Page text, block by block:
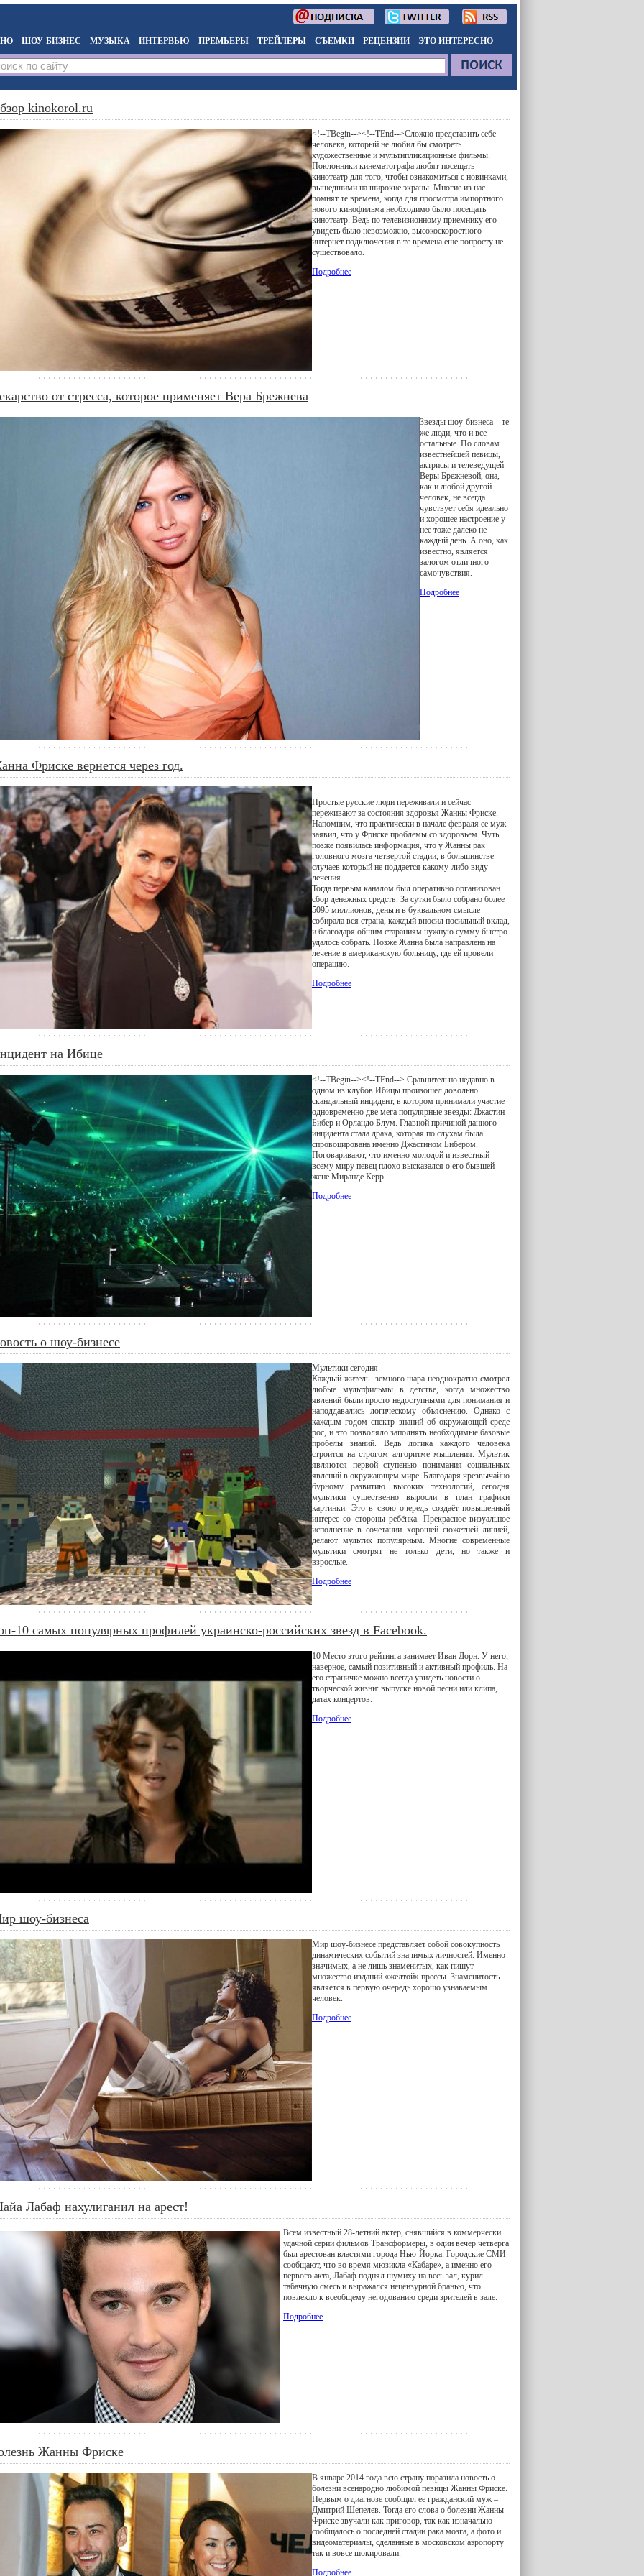
ШОУ-БИЗНЕС МУЗЫКА ИНТЕРВЬЮ ПРЕМЬЕРЫ ТРЕЙЛЕРЫ СЪЕМКИ РЕЦЕНЗИИ ЭТО ИНТЕРЕСНО
kinokorol.ru
<!--TBegin--><!--TEnd-->Сложно представить себе
человека, который не любил бы смотреть
художественные и мультипликационные фильмы.
Поклонники кинематографа любят посещать
кинотеатр для того, чтобы ознакомиться с новинками,
вышедшими на широкие экраны. Многие из нас
помнят те времена, когда для просмотра импортного
нового кинофильма необходимо было посещать
кинотеатр. Ведь по телевизионному приемнику его
увидеть было невозможно, высокоскоростного
интернет подключения в те времена еще попросту не
существовало.
Подробнее
от стресса, которое применяет Вера Брежнева
Звезды шоу-бизнеса – те
же люди, что и все
остальные. По словам
известнейшей певицы,
актрисы и телеведущей
Веры Брежневой, она,
как и любой другой
человек, не всегда
чувствует себя идеально
и хорошее настроение у
нее тоже далеко не
каждый день. А оно, как
известно, является
залогом отличного
самочувствия.
Подробнее
Фриске вернется через год.
Простые русские люди переживали и сейчас
переживают за состояния здоровья Жанны Фриске.
Напомним, что практически в начале февраля ее муж
заявил, что у Фриске проблемы со здоровьем. Чуть
позже появилась информация, что у Жанны рак
головного мозга четвертой стадии, в большинстве
случаев который не поддается какому-либо виду
лечения.
Тогда первым каналом был оперативно организован
сбор денежных средств. За сутки было собрано более
5095 миллионов, деньги в буквальном смысле
собирала вся страна, каждый вносил посильный вклад,
и благодаря общим стараниям нужную сумму быстро
удалось собрать. Позже Жанна была направлена на
лечение в американскую больницу, где ей провели
операцию.
Подробнее
на Ибице
<!--TBegin--><!--TEnd--> Сравнительно недавно в
одном из клубов Ибицы произошел довольно
скандальный инцидент, в котором принимали участие
одновременно две мега популярные звезды: Джастин
Бибер и Орландо Блум. Главной причиной данного
инцидента стала драка, которая по слухам была
спровоцирована именно Джастином Бибером.
Поговаривают, что именно молодой и известный
всему миру певец плохо высказался о его бывшей
жене Миранде Керр.
Подробнее
о шоу-бизнесе
Мультики сегодня
Каждый житель земного шара неоднократно смотрел
любые мультфильмы в детстве, когда множество
явлений были просто недоступными для понимания и
наподдавались логическому объяснению. Однако с
каждым годом спектр знаний об окружающей среде
рос, и это позволяло заполнять необходимые базовые
пробелы знаний. Ведь логика каждого человека
строится на строгом алгоритме мышления. Мультик
являются первой ступенью понимания социальных
явлений в окружающем мире. Благодаря чрезвычайно
бурному развитию высоких технологий, сегодня
мультики существенно выросли в план графики
картинки. Это в свою очередь создаёт повышенный
интерес со стороны ребёнка. Прекрасное визуальное
исполнение в сочетании хорошей сюжетней линией,
делают мультик популярным. Многие современные
мультики смотрят не только дети, но также и
взрослые.
Подробнее
10 самых популярных профилей украинско-российских звезд в Facebook.
10 Место этого рейтинга занимает Иван Дорн. У него,
наверное, самый позитивный и активный профиль. На
его страничке можно всегда увидеть новости о
творческой жизни: выпуске новой песни или клипа,
датах концертов.
Подробнее
шоу-бизнеса
Мир шоу-бизнесе представляет собой совокупность
динамических событий значимых личностей. Именно
значимых, а не лишь знаменитых, как пишут
множество изданий «желтой» прессы. Знаменитость
является в первую очередь хорошо узнаваемым
человек.
Подробнее
Лабаф нахулиганил на арест!
Всем известный 28-летний актер, снявшийся в коммерчески
удачной серии фильмов Трансформеры, в один вечер четверга
был арестован властями города Нью-Йорка. Городские СМИ
сообщают, что во время мюзикла «Кабаре», а именно его
первого акта, Лабаф поднял шумиху на весь зал, курил
табачную смесь и выражался нецензурной бранью, что
повлекло к всеобщему негодованию среди зрителей в зале.
Подробнее
Жанны Фриске
В январе 2014 года всю страну поразила новость о
болезни всенародно любимой певицы Жанны Фриске.
Первым о диагнозе сообщил ее гражданский муж –
Дмитрий Шепелев. Тогда его слова о болезни Жанны
Фриске звучали как приговор, так как изначально
сообщалось о последней стадии рака мозга, а фото и
видеоматериалы, сделанные в московском аэропорту
так и вовсе шокировали.
Подробнее